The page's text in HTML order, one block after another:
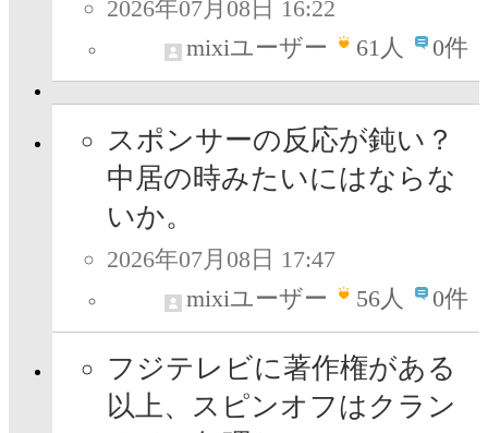
2026年07月08日 16:22
mixiユーザー
61人 0件
スポンサーの反応が鈍い？
中居の時みたいにはならな
いか。
2026年07月08日 17:47
mixiユーザー
56人 0件
フジテレビに著作権がある
以上、スピンオフはクラン